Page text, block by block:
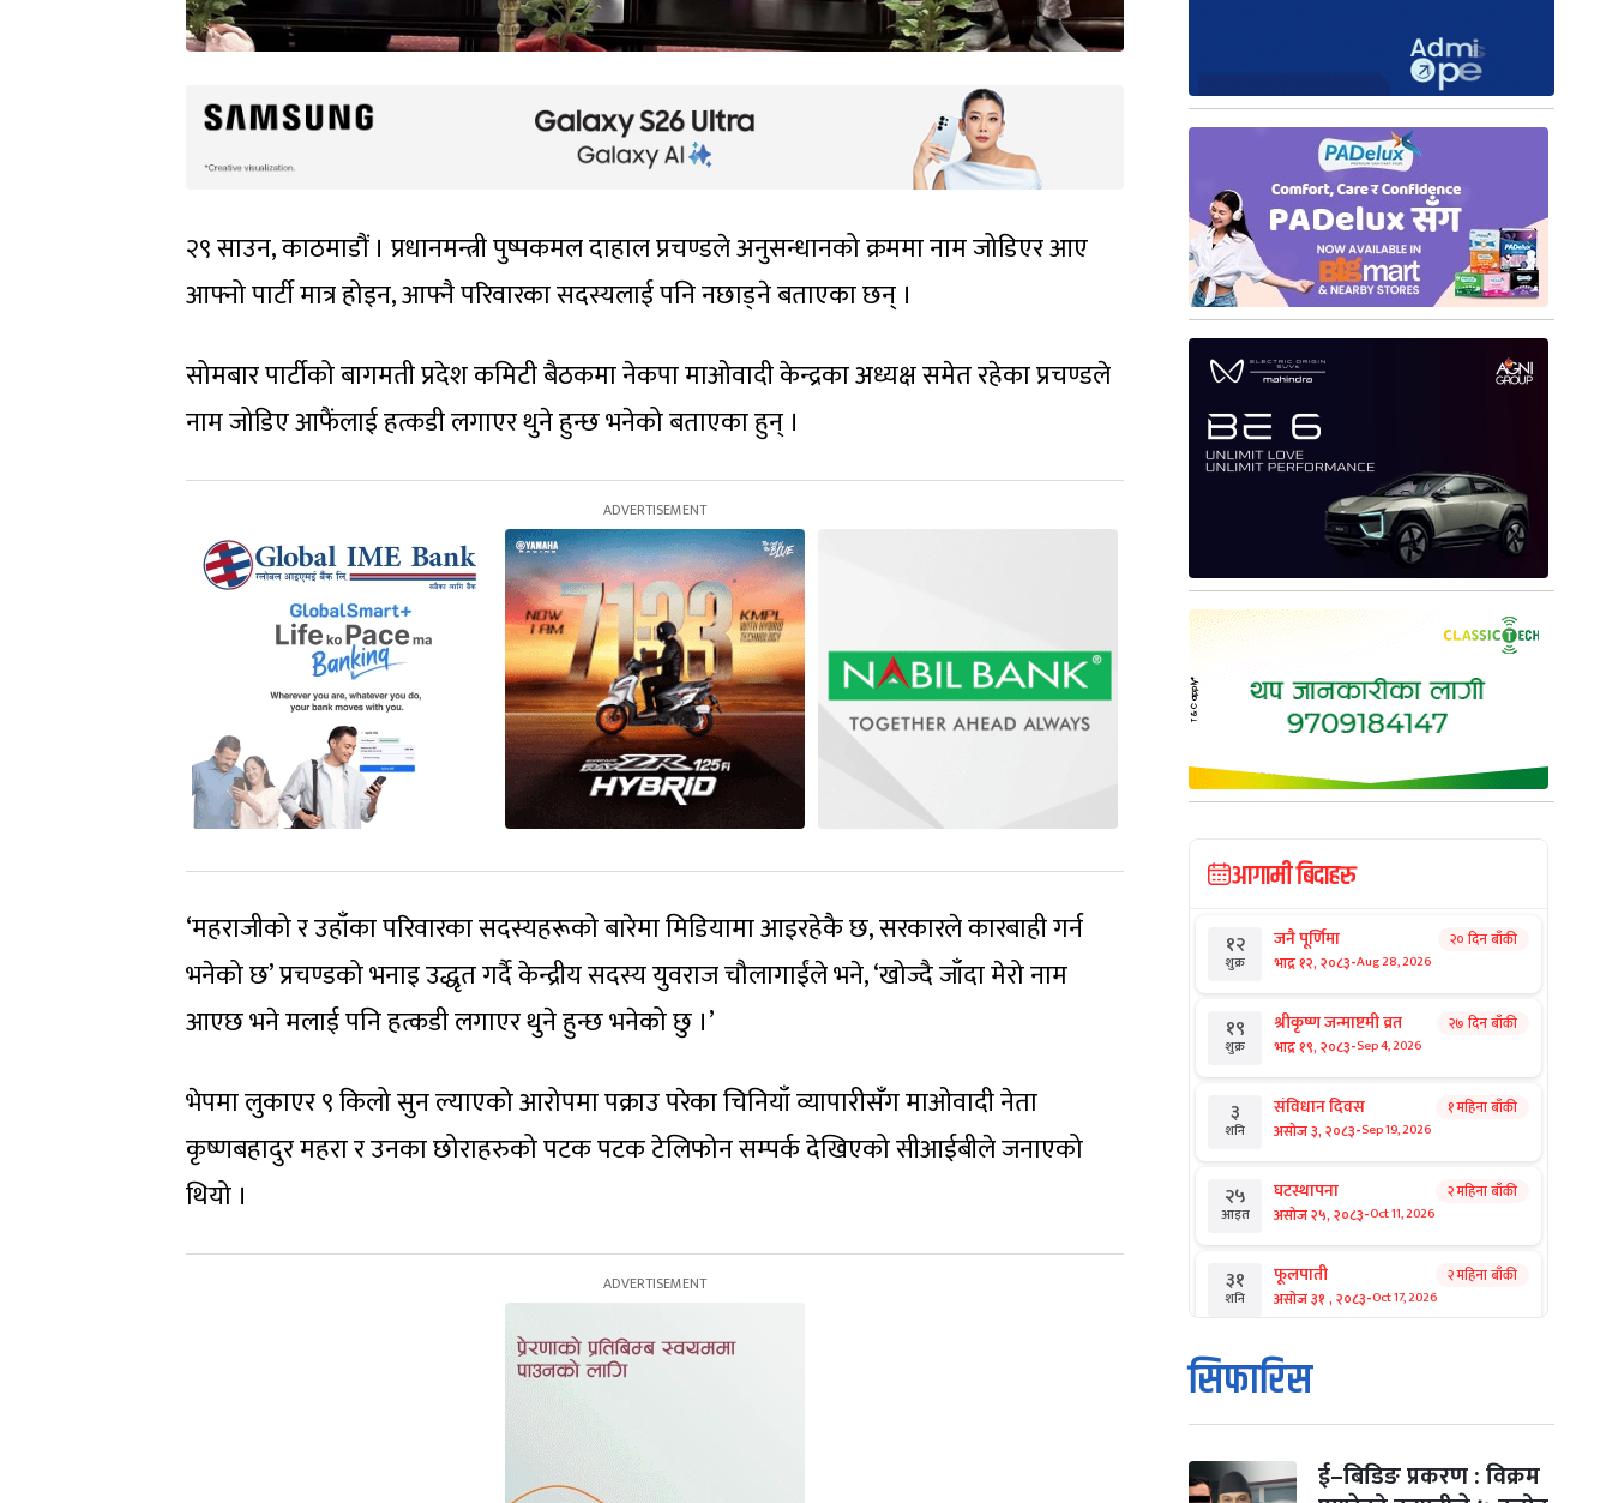
२९ साउन, काठमाडौं । प्रधानमन्त्री पुष्पकमल दाहाल प्रचण्डले अनुसन्धानको क्रममा नाम जोडिएर आए
आफ्नो पार्टी मात्र होइन, आफ्नै परिवारका सदस्यलाई पनि नछाड्ने बताएका छन् ।
सोमबार पार्टीको बागमती प्रदेश कमिटी बैठकमा नेकपा माओवादी केन्द्रका अध्यक्ष समेत रहेका प्रचण्डले
नाम जोडिए आफैंलाई हत्कडी लगाएर थुने हुन्छ भनेको बताएका हुन् ।
‘महराजीको र उहाँका परिवारका सदस्यहरूको बारेमा मिडियामा आइरहेकै छ, सरकारले कारबाही गर्न
भनेको छ’ प्रचण्डको भनाइ उद्धृत गर्दै केन्द्रीय सदस्य युवराज चौलागाईंले भने, ‘खोज्दै जाँदा मेरो नाम
आएछ भने मलाई पनि हत्कडी लगाएर थुने हुन्छ भनेको छु ।’
भेपमा लुकाएर ९ किलो सुन ल्याएको आरोपमा पक्राउ परेका चिनियाँ व्यापारीसँग माओवादी नेता
कृष्णबहादुर महरा र उनका छोराहरुको पटक पटक टेलिफोन सम्पर्क देखिएको सीआईबीले जनाएको
थियो ।
आगामी बिदाहरु
१२
शुक्र
जनै पूर्णिमा
भाद्र १२, २०८३-Aug 28, 2026
२० दिन बाँकी
१९
शुक्र
श्रीकृष्ण जन्माष्टमी व्रत
भाद्र १९, २०८३-Sep 4, 2026
२७ दिन बाँकी
३
शनि
संविधान दिवस
असोज ३, २०८३-Sep 19, 2026
१ महिना बाँकी
२५
आइत
घटस्थापना
असोज २५, २०८३-Oct 11, 2026
२ महिना बाँकी
३१
शनि
फूलपाती
असोज ३१ , २०८३-Oct 17, 2026
२ महिना बाँकी
१
आइत
कार्तिक सङ्क्रान्ति
कार्तिक १, २०८३
मंगल कार्तिक ३, २०८३-Oct 20, 2026
सिफारिस
ई–बिडिङ प्रकरण : विक्रम